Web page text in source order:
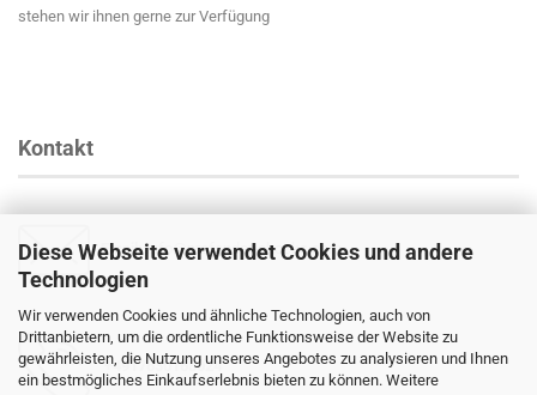
Diese Webseite verwendet Cookies und andere
Technologien
Wir verwenden Cookies und ähnliche Technologien, auch von
Drittanbietern, um die ordentliche Funktionsweise der Website zu
gewährleisten, die Nutzung unseres Angebotes zu analysieren und Ihnen
ein bestmögliches Einkaufserlebnis bieten zu können. Weitere
stehen wir ihnen gerne zur Verfügung
Kontakt
Email: info@profender-shocks.com
+4917630168024